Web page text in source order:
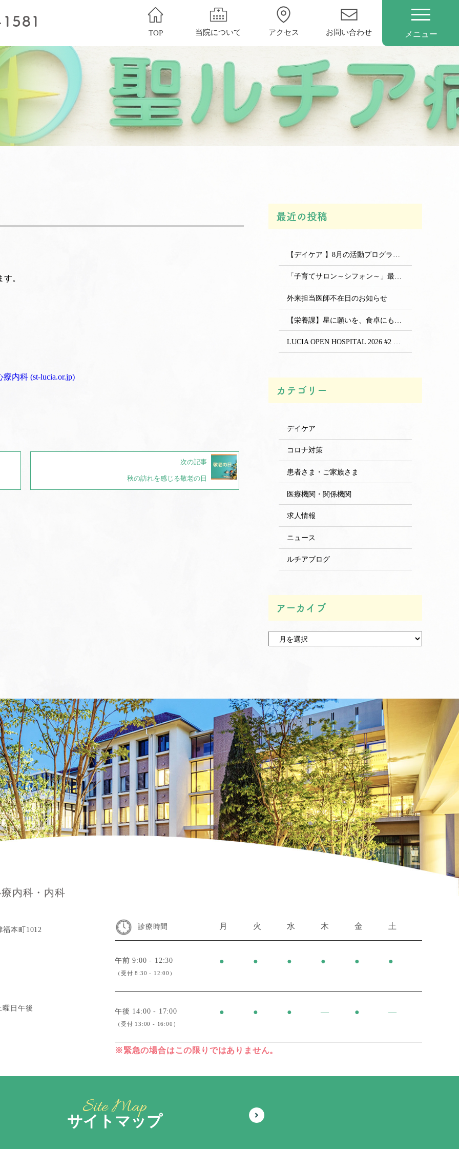
TOP 当院について アクセス お問い合わせ メニュー
。
内科 (st-lucia.or.jp)
次の記事
秋の訪れを感じる敬老の日
最近の投稿
「子育てサロン～シフォン～」最新情報
外来担当医師不在日のお知らせ
カテゴリー
デイケア
コロナ対策
患者さま・ご家族さま
医療機関・関係機関
求人情報
ニュース
ルチアブログ
アーカイブ
内科・内科
本町1012
曜日午後
診療時間 月 火 水 木 金 土
午前 9:00 - 12:30
（受付 8:30 - 12:00）
● ● ● ● ● ●
午後 14:00 - 17:00
（受付 13:00 - 16:00）
● ● ● ― ● ―
※緊急の場合はこの限りではありません。
Site Map
サイトマップ